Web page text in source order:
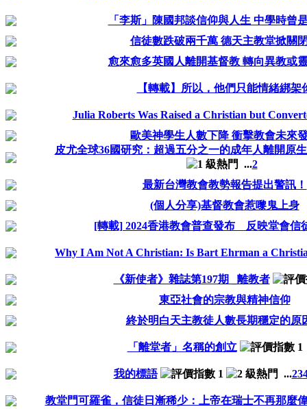
「李斯」陳國邦談信仰與人生 中學時曾
信徒數跌破兩千萬 德天主教堂掀關
愈來愈多英國人離開基督教 轉向異教或
【轉載】所以，他們只能情緒綁架
Julia Roberts Was Raised a Christian but
歐美神學生人數下降 衝擊教會未來
皮尤全球36國研究：超過五分之一的成年人離開原
...2
最新台灣教會教勢報告提出警訊！
(個人分享)基督教會惹嚟鬼上身
[轉載] 2024香港教會普查發布 反映堂會信
Why I Am Not A Christian: Is Bart Ehrman a
《新使者》雜誌第197期 _離教者
東亞社會的宗教與精神信仰
終於明白天主教徒人數長期穩定的原
「離堂者」名稱的創立
我的標語 ...23
教堂門可羅雀，信徒日漸稀少：上帝在瑞士不再那麼